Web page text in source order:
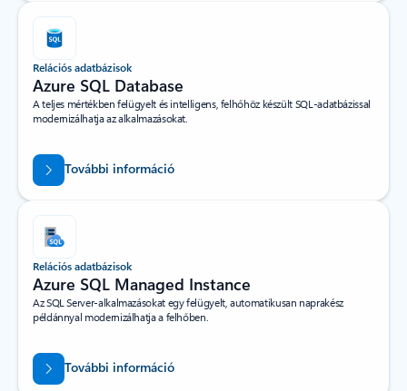
Relációs adatbázisok
Azure SQL Database
A teljes mértékben felügyelt és intelligens, felhőhöz készült SQL-adatbázissal
modernizálhatja az alkalmazásokat.
További információ
Relációs adatbázisok
Azure SQL Managed Instance
Az SQL Server-alkalmazásokat egy felügyelt, automatikusan naprakész
példánnyal modernizálhatja a felhőben.
További információ